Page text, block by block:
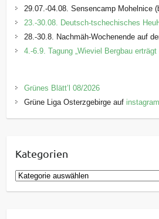
29.07.-04.08. Sensencamp Mohelnice
23.-30.08. Deutsch-tschechisches
28.-30.8. Nachmäh-Wochenende auf
4.-6.9. Tagung „Wieviel Bergbau erträgt
Grünes Blätt’l 08/2026
Grüne Liga Osterzgebirge auf instagram
Kategorien
K
a